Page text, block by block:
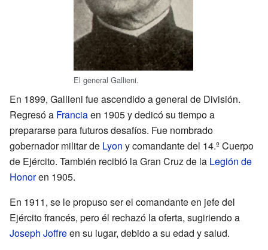
El general Gallieni.
En 1899, Gallieni fue ascendido a general de División.
Regresó a Franciaen 1905 y dedicó su tiempo a
prepararse para futuros desafíos. Fue nombrado
gobernador militar de Lyon y comandante del 14.º Cuerpo
de Ejército. También recibió la Gran Cruz de la Legión de
Honoren 1905.
En 1911, se le propuso ser el comandante en jefe del
Ejército francés, pero él rechazó la oferta, sugiriendo a
Joseph Joffreen su lugar, debido a su edad y salud.